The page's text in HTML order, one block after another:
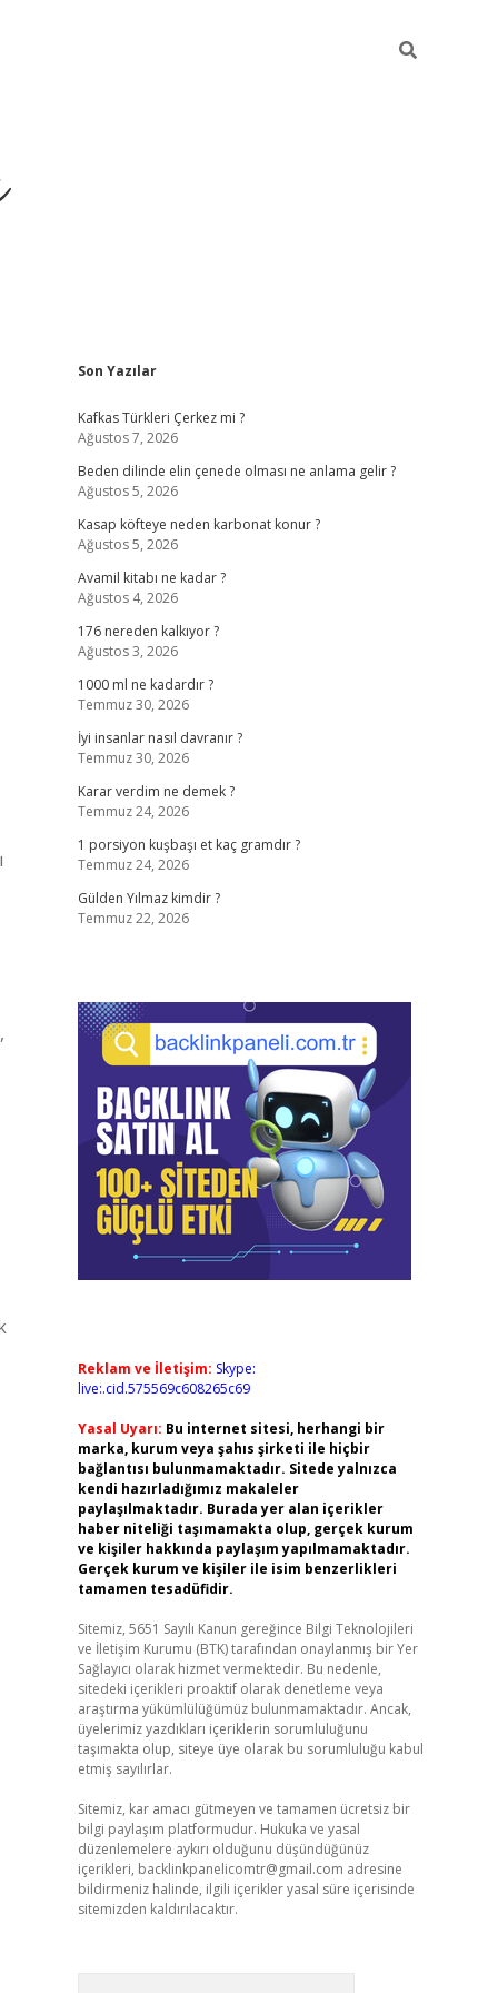
Sidebar
Son Yazılar
Kafkas Türkleri Çerkez mi ?
Ağustos 7, 2026
Beden dilinde elin çenede olması ne anlama gelir ?
Ağustos 5, 2026
Kasap köfteye neden karbonat konur ?
Ağustos 5, 2026
Avamil kitabı ne kadar ?
Ağustos 4, 2026
176 nereden kalkıyor ?
Ağustos 3, 2026
1000 ml ne kadardır ?
Temmuz 30, 2026
İyi insanlar nasıl davranır ?
Temmuz 30, 2026
Karar verdim ne demek ?
Temmuz 24, 2026
1 porsiyon kuşbaşı et kaç gramdır ?
Temmuz 24, 2026
Gülden Yılmaz kimdir ?
Temmuz 22, 2026
Reklam ve İletişim: Skype:
live:.cid.575569c608265c69
Yasal Uyarı: Bu internet sitesi, herhangi bir
marka, kurum veya şahıs şirketi ile hiçbir
bağlantısı bulunmamaktadır. Sitede yalnızca
kendi hazırladığımız makaleler
paylaşılmaktadır. Burada yer alan içerikler
haber niteliği taşımamakta olup, gerçek kurum
ve kişiler hakkında paylaşım yapılmamaktadır.
Gerçek kurum ve kişiler ile isim benzerlikleri
tamamen tesadüfidir.
Sitemiz, 5651 Sayılı Kanun gereğince Bilgi Teknolojileri
ve İletişim Kurumu (BTK) tarafından onaylanmış bir Yer
Sağlayıcı olarak hizmet vermektedir. Bu nedenle,
sitedeki içerikleri proaktif olarak denetleme veya
araştırma yükümlülüğümüz bulunmamaktadır. Ancak,
üyelerimiz yazdıkları içeriklerin sorumluluğunu
taşımakta olup, siteye üye olarak bu sorumluluğu kabul
etmiş sayılırlar.
Sitemiz, kar amacı gütmeyen ve tamamen ücretsiz bir
bilgi paylaşım platformudur. Hukuka ve yasal
düzenlemelere aykırı olduğunu düşündüğünüz
içerikleri, backlinkpanelicomtr@gmail.com adresine
bildirmeniz halinde, ilgili içerikler yasal süre içerisinde
sitemizden kaldırılacaktır.